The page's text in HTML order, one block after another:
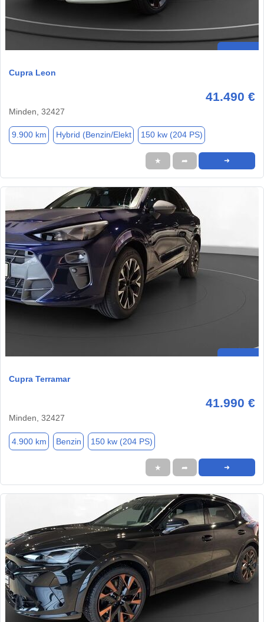
Cupra Leon
41.490 €
Minden, 32427
9.900 km Hybrid (Benzin/Elekt 150 kw (204 PS)
★ ➦ ➜
Cupra Terramar
41.990 €
Minden, 32427
4.900 km Benzin 150 kw (204 PS)
★ ➦ ➜